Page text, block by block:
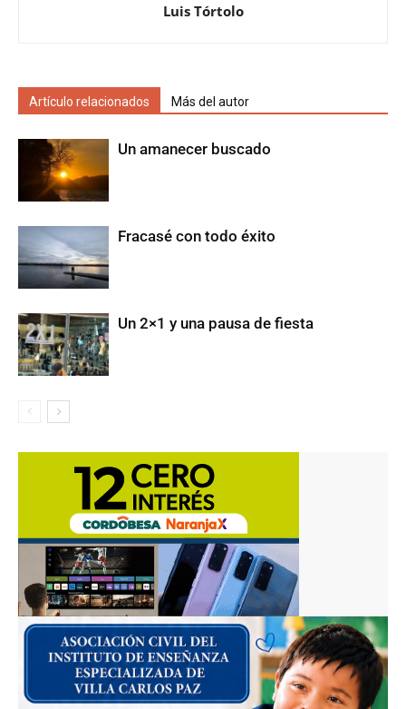
Luis Tórtolo
Artículo relacionados Más del autor
Un amanecer buscado
Fracasé con todo éxito
Un 2×1 y una pausa de fiesta